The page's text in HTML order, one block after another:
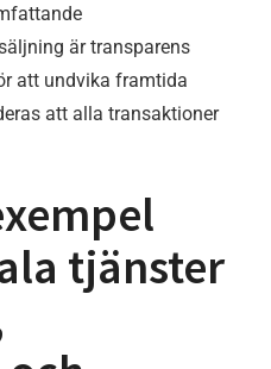
är transparens
att undvika framtida
att alla transaktioner
tjänster